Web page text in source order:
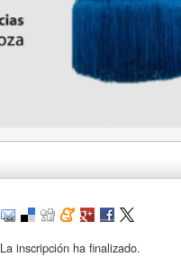
La inscripción ha finalizado.